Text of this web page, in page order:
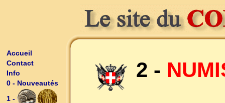
Accueil
Contact
Info
0 - Nouveautés
1 -
2 -